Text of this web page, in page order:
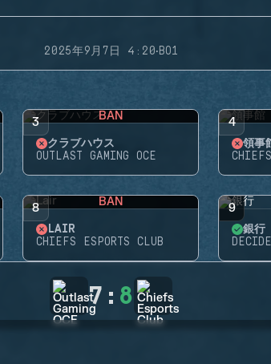
2025年9月7日 4:20·BO1
3 BAN
クラブハウス
OUTLAST GAMING OCE
4
領事
8 BAN
LAIR
CHIEFS ESPORTS CLUB
9
銀行
7 : 8